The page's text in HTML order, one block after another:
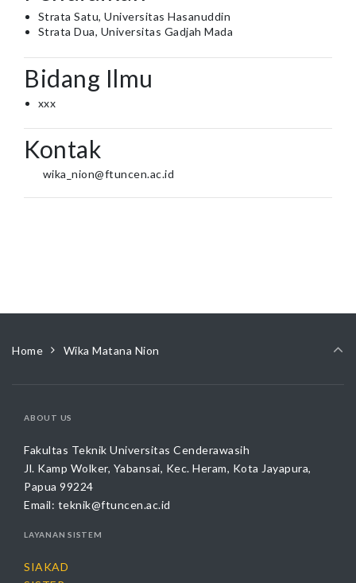
Strata Satu, Universitas Hasanuddin
Strata Dua, Universitas Gadjah Mada
Bidang Ilmu
xxx
Kontak
wika_nion@ftuncen.ac.id
Home Wika Matana Nion
ABOUT US
Fakultas Teknik Universitas Cenderawasih
Jl. Kamp Wolker, Yabansai, Kec. Heram, Kota Jayapura,
Papua 99224
Email: teknik@ftuncen.ac.id
LAYANAN SISTEM
SIAKAD